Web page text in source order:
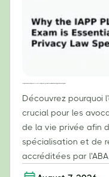
Découvrez pourquoi
crucial pour les
de la vie privée afin
spécialisation et de
accréditées par l'ABA.